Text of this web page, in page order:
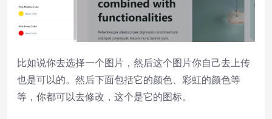
比如说你去选择一个图片，然后这个图片你自己去上传
也是可以的。然后下面包括它的颜色、彩虹的颜色等
等，你都可以去修改，这个是它的图标。